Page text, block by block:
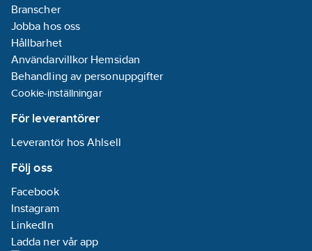
Branscher
Jobba hos oss
Hållbarhet
Användarvillkor Hemsidan
Behandling av personuppgifter
Cookie-inställningar
För leverantörer
Leverantör hos Ahlsell
Följ oss
Facebook
Instagram
LinkedIn
Ladda ner vår app